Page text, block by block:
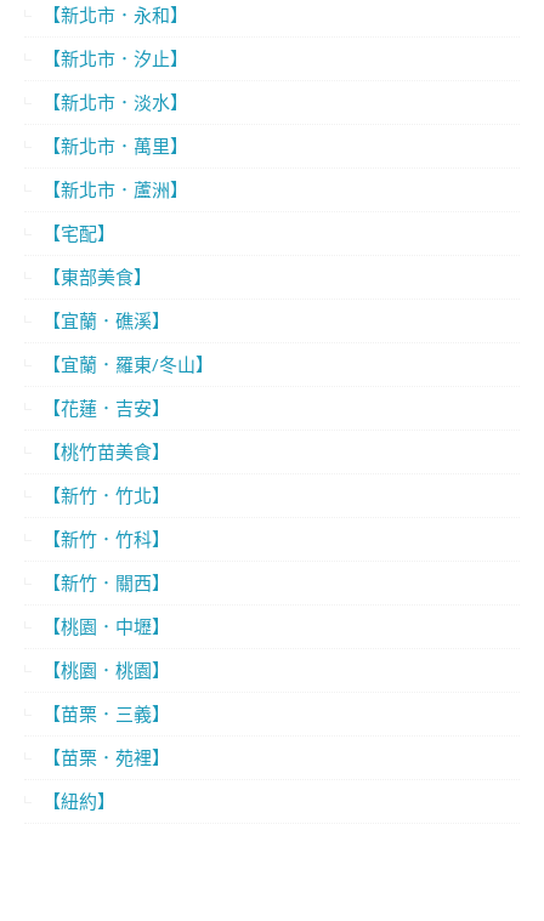
【新北市．永和】
【新北市．汐止】
【新北市．淡水】
【新北市．萬里】
【新北市．蘆洲】
【宅配】
【東部美食】
【宜蘭．礁溪】
【宜蘭．羅東/冬山】
【花蓮．吉安】
【桃竹苗美食】
【新竹．竹北】
【新竹．竹科】
【新竹．關西】
【桃園．中壢】
【桃園．桃園】
【苗栗．三義】
【苗栗．苑裡】
【紐約】